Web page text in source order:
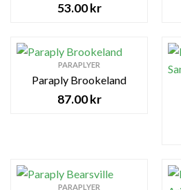
53.00kr
PARAPLYER
Paraply Brookeland
87.00kr
PARAPLYER